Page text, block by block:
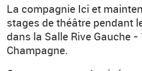
La compagnie Ici et
stages de théâtre pendant
dans la Salle Rive Gauche
Champagne.